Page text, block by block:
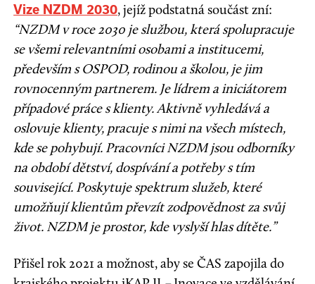
Vize NZDM 2030, jejíž podstatná součást zní:
“NZDM v roce 2030 je službou, která spolupracuje
se všemi relevantními osobami a institucemi,
především s OSPOD, rodinou a školou, je jim
rovnocenným partnerem. Je lídrem a iniciátorem
případové práce s klienty. Aktivně vyhledává a
oslovuje klienty, pracuje s nimi na všech místech,
kde se pohybují. Pracovníci NZDM jsou odborníky
na období dětství, dospívání a potřeby s tím
související. Poskytuje spektrum služeb, které
umožňují klientům převzít zodpovědnost za svůj
život. NZDM je prostor, kde vyslyší hlas dítěte.”
Přišel rok 2021 a možnost, aby se ČAS zapojila do